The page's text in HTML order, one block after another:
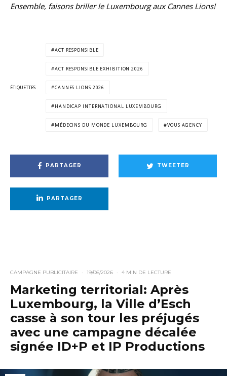
Ensemble, faisons briller le Luxembourg aux Cannes Lions!
ÉTIQUETTES
ACT RESPONSIBLE
ACT RESPONSIBLE EXHIBITION 2026
CANNES LIONS 2026
HANDICAP INTERNATIONAL LUXEMBOURG
MÉDECINS DU MONDE LUXEMBOURG VOUS AGENCY
PARTAGER TWEETER
PARTAGER
CAMPAGNE PUBLICITAIRE · 19/06/2026 · 4 MIN DE LECTURE
Marketing territorial: Après
Luxembourg, la Ville d’Esch
casse à son tour les préjugés
avec une campagne décalée
signée ID+P et IP Productions